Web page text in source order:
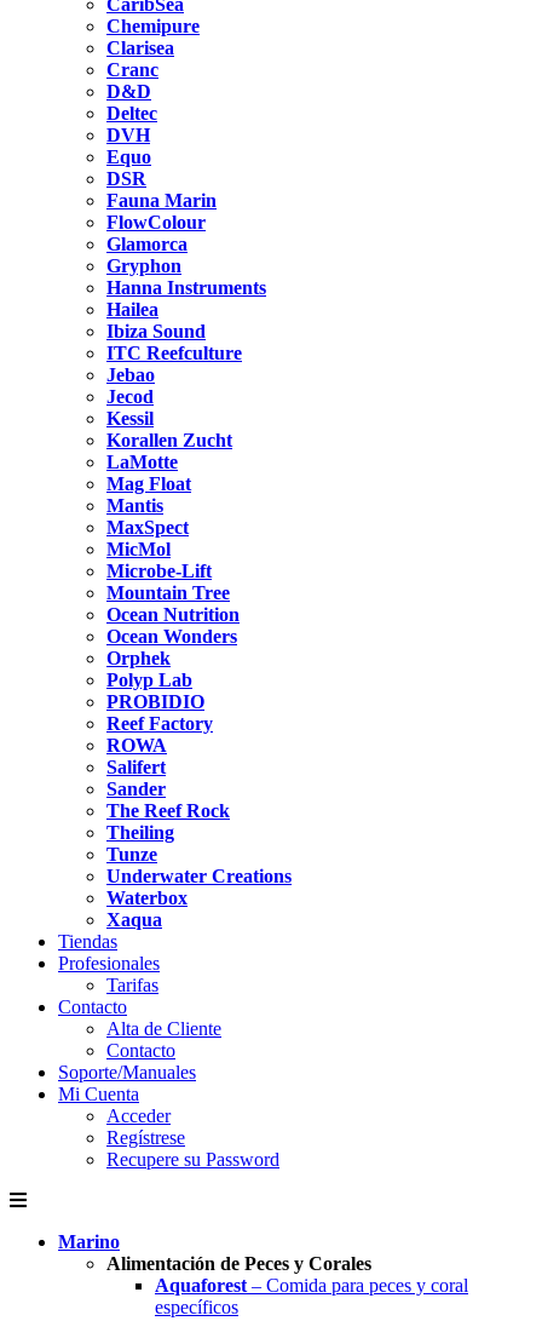
CaribSea
Chemipure
Clarisea
Cranc
D&D
Deltec
DVH
Equo
DSR
Fauna Marin
FlowColour
Glamorca
Gryphon
Hanna Instruments
Hailea
Ibiza Sound
ITC Reefculture
Jebao
Jecod
Kessil
Korallen Zucht
LaMotte
Mag Float
Mantis
MaxSpect
MicMol
Microbe-Lift
Mountain Tree
Ocean Nutrition
Ocean Wonders
Orphek
Polyp Lab
PROBIDIO
Reef Factory
ROWA
Salifert
Sander
The Reef Rock
Theiling
Tunze
Underwater Creations
Waterbox
Xaqua
Tiendas
Profesionales
Tarifas
Contacto
Alta de Cliente
Contacto
Soporte/Manuales
Mi Cuenta
Acceder
Regístrese
Recupere su Password
Marino
Alimentación de Peces y Corales
Aquaforest – Comida para peces y coral
específicos